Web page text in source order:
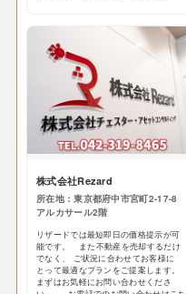
株式会社Rezard
所在地：東京都府中市宮町2-17-8
アルカサール2階
リザードでは最短即日の価格提示が可
能です。 また不動産を売却するだけ
でなく、 ご状況に合わせてお客様に
とって最適なプランをご提案します。
まずはお気軽にお問い合わせくださ